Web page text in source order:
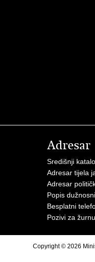
Adresar
Središnji
Adresar tijela
Adresar
Popis
Besplatni
Pozivi za
Copyright © 2026